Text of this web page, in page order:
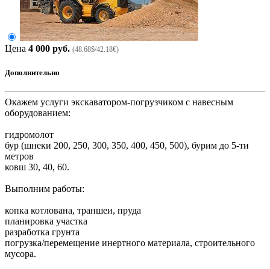
Цена 4 000 руб. (48.68$/42.18€)
Дополнительно
Окажем услуги экскаватором-погрузчиком с навесным
оборудованием:
гидромолот
бур (шнеки 200, 250, 300, 350, 400, 450, 500), бурим до 5-ти
метров
ковш 30, 40, 60.
Выполним работы:
копка котлована, траншеи, пруда
планировка участка
разработка грунта
погрузка/перемещение инертного материала, строительного
мусора.